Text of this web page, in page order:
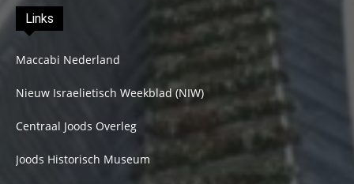
Links
Maccabi Nederland
Nieuw Israelietisch Weekblad (NIW)
Centraal Joods Overleg
Joods Historisch Museum